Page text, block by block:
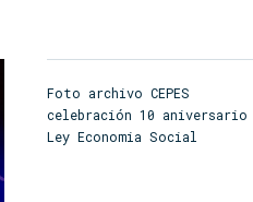
Foto archivo CEPES
celebración 10 aniversario
Ley Economia Social